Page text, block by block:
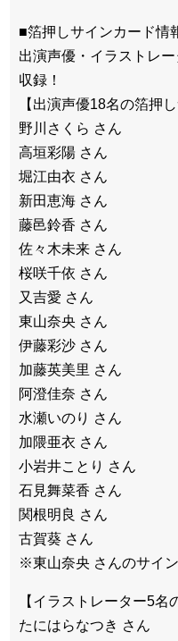
■箔押しサインカード情
出演声優・イラストレ
収録！
【出演声優18名の箔押
野川さくら さん
高垣彩陽 さん
堀江由衣 さん
新田恵海 さん
藤邑鈴香 さん
佐々木未来 さん
桜咲千依 さん
又吉愛 さん
東山奈央 さん
伊藤彩沙 さん
加藤英美里 さん
阿澄佳奈 さん
水瀬いのり さん
加隈亜衣 さん
小岩井ことり さん
石見舞菜香 さん
関根明良 さん
古賀葵 さん
※東山奈央 さんのサイ
【イラストレーター5名
たにはらなつき さん